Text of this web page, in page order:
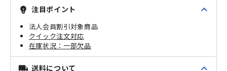
emoji_objects 注目ポイント expand_less
法人会員割引対象商品
クイック注文対応
一部欠品
local_shipping 送料について expand_less